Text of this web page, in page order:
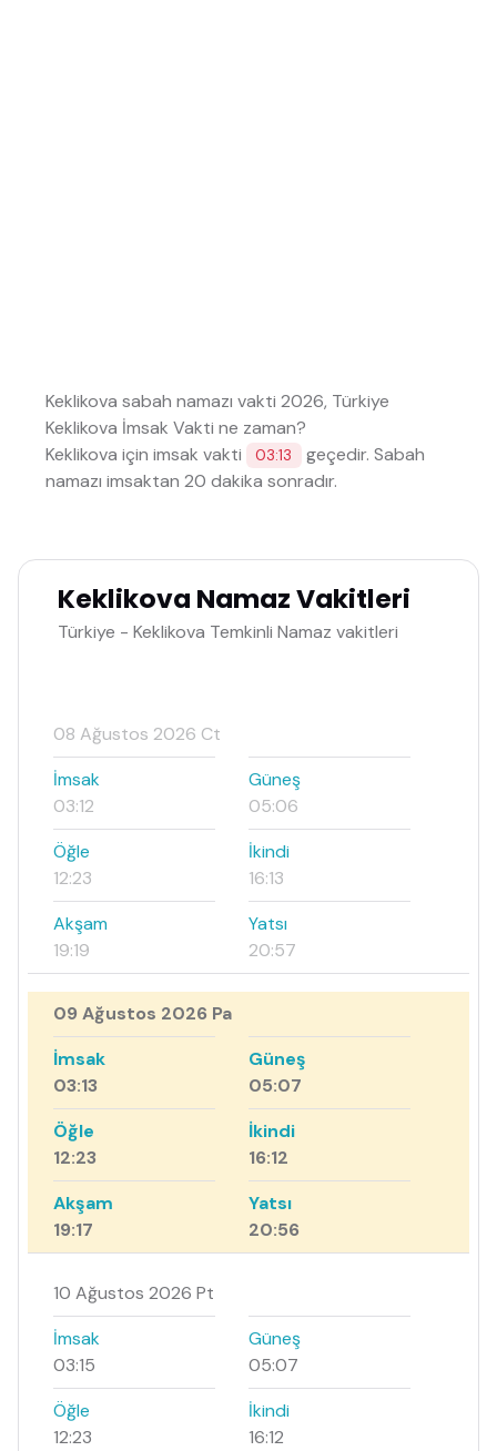
Keklikova sabah namazı vakti 2026, Türkiye
Keklikova İmsak Vakti ne zaman?
Keklikova için imsak vakti
03:13
geçedir. Sabah
namazı imsaktan 20 dakika sonradır.
Keklikova Namaz Vakitleri
Türkiye - Keklikova Temkinli Namaz vakitleri
08 Ağustos 2026 Ct
İmsak
03:12
Güneş
05:06
Öğle
12:23
İkindi
16:13
Akşam
19:19
Yatsı
20:57
09 Ağustos 2026 Pa
İmsak
03:13
Güneş
05:07
Öğle
12:23
İkindi
16:12
Akşam
19:17
Yatsı
20:56
10 Ağustos 2026 Pt
İmsak
03:15
Güneş
05:07
Öğle
12:23
İkindi
16:12